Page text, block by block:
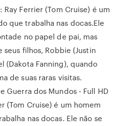
Ray Ferrier (Tom Cruise) é um
que trabalha nas docas.Ele
no papel de pai, mas
filhos, Robbie (Justin
(Dakota Fanning), quando
de suas raras visitas.
Guerra dos Mundos - Full HD
(Tom Cruise) é um homem
nas docas. Ele não se